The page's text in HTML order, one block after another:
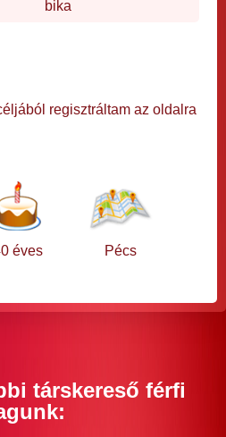
bika
regisztráltam az oldalra
éves Pécs
társkereső férfi